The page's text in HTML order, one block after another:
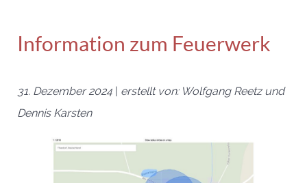
Information zum Feuerwerk
31. Dezember 2024 | erstellt von: Wolfgang Reetz und
Dennis Karsten